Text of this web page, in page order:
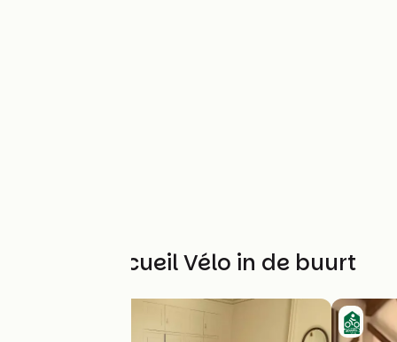
Andere Accueil Vélo in de buurt